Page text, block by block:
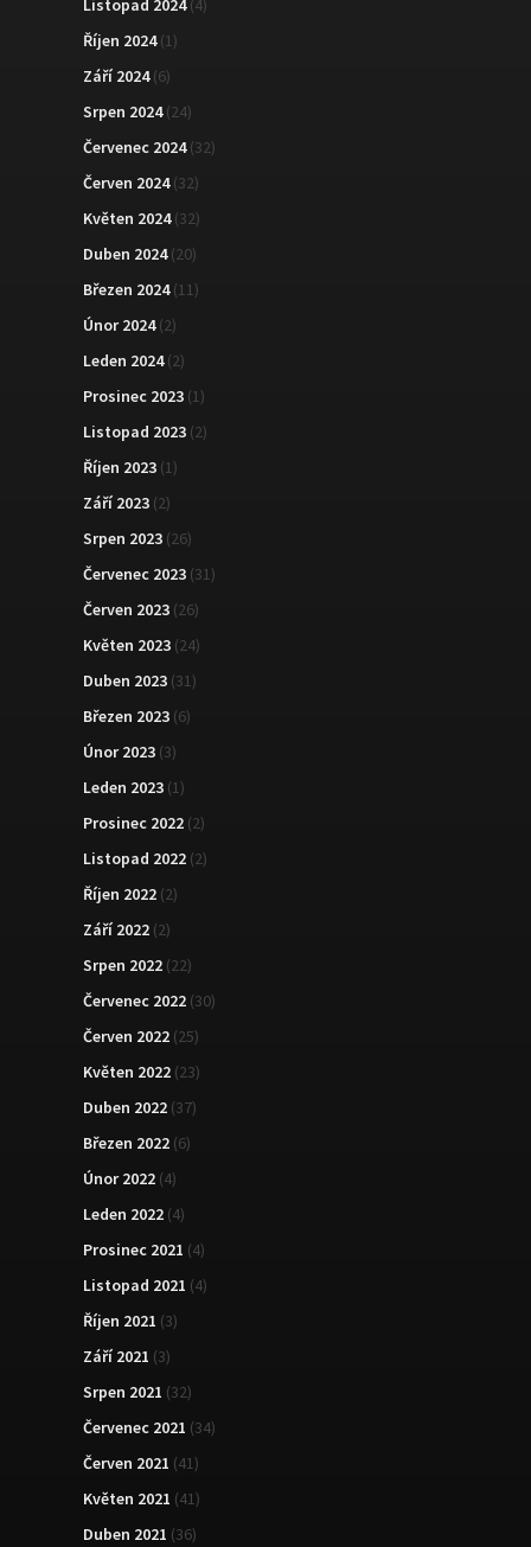
Říjen 2024(1)
Září 2024(6)
Srpen 2024(24)
Červenec 2024(32)
Červen 2024(32)
Květen 2024(32)
Duben 2024(20)
Březen 2024(11)
Únor 2024(2)
Leden 2024(2)
Prosinec 2023 (1)
Listopad 2023 (2)
Říjen 2023 (1)
Září 2023 (2)
Srpen 2023 (26)
Červenec 2023 (31)
Červen 2023 (26)
Květen 2023 (24)
Duben 2023 (31)
Březen 2023 (6)
Únor 2023 (3)
Leden 2023 (1)
Prosinec 2022 (2)
Listopad 2022 (2)
Říjen 2022 (2)
Září 2022 (2)
Srpen 2022 (22)
Červenec 2022 (30)
Červen 2022 (25)
Květen 2022 (23)
Duben 2022 (37)
Březen 2022 (6)
Únor 2022 (4)
Leden 2022 (4)
Prosinec 2021 (4)
Listopad 2021 (4)
Říjen 2021 (3)
Září 2021 (3)
Srpen 2021 (32)
Červenec 2021 (34)
Červen 2021 (41)
Květen 2021 (41)
Duben 2021 (36)